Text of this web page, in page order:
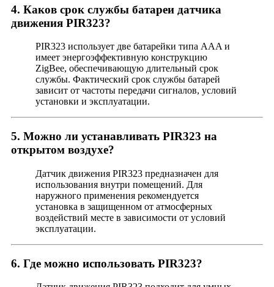
4. Каков срок службы батареи датчика
движения PIR323?
PIR323 использует две батарейки типа AAA и
имеет энергоэффективную конструкцию
ZigBee, обеспечивающую длительный срок
службы. Фактический срок службы батарей
зависит от частоты передачи сигналов, условий
установки и эксплуатации.
5. Можно ли устанавливать PIR323 на
открытом воздухе?
Датчик движения PIR323 предназначен для
использования внутри помещений. Для
наружного применения рекомендуется
установка в защищенном от атмосферных
воздействий месте в зависимости от условий
эксплуатации.
6. Где можно использовать PIR323?